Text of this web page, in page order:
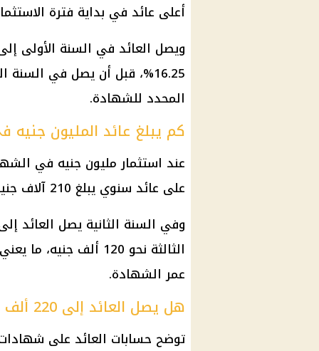
أعلى عائد في بداية فترة
المحدد للشهادة.
كم يبلغ عائد المليون جنيه
عند استثمارمليون جنيه في
على عائد سنوي يبلغ 210 آلاف جنيه تقريبًا.
الثالثة نحو 120 ألف
عمر الشهادة.
هل يصل العائد إلى 220 ألف جنيه؟
توضح حسابات العائد على